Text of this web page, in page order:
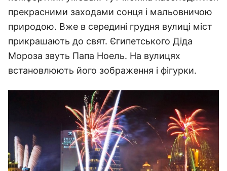
прекрасними заходами сонця і мальовничою
природою. Вже в середині грудня вулиці міст
прикрашають до свят. Єгипетського Діда
Мороза звуть Папа Ноель. На вулицях
встановлюють його зображення і фігурки.